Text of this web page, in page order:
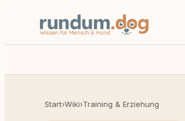
Start›Wiki›Training & Erziehung